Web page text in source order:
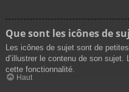
Que sont les icônes de
Les icônes de sujet sont de
d’illustrer le contenu de son
cette fonctionnalité.
Haut